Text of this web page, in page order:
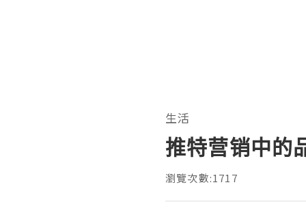
生活
推特营销中的
瀏覽次數:1717